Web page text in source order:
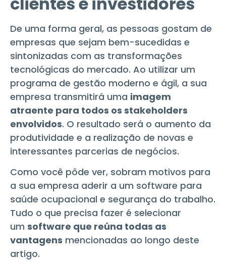
De uma forma geral, as pessoas gostam de
empresas que sejam bem-sucedidas e
sintonizadas com as transformações
tecnológicas do mercado. Ao utilizar um
programa de gestão moderno e ágil, a sua
empresa transmitirá uma imagem
atraente para todos os stakeholders
envolvidos. O resultado será o aumento da
produtividade e a realização de novas e
interessantes parcerias de negócios.
Como você pôde ver, sobram motivos para
a sua empresa aderir a um software para
saúde ocupacional e segurança do trabalho.
Tudo o que precisa fazer é selecionar
um software que reúna todas as
vantagens mencionadas ao longo deste
artigo.